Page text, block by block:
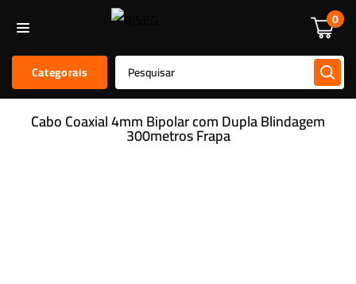
0
Categorais
Alarmes E Sensores
Cabo Coaxial 4mm Bipolar com Dupla Blindagem
300metros Frapa